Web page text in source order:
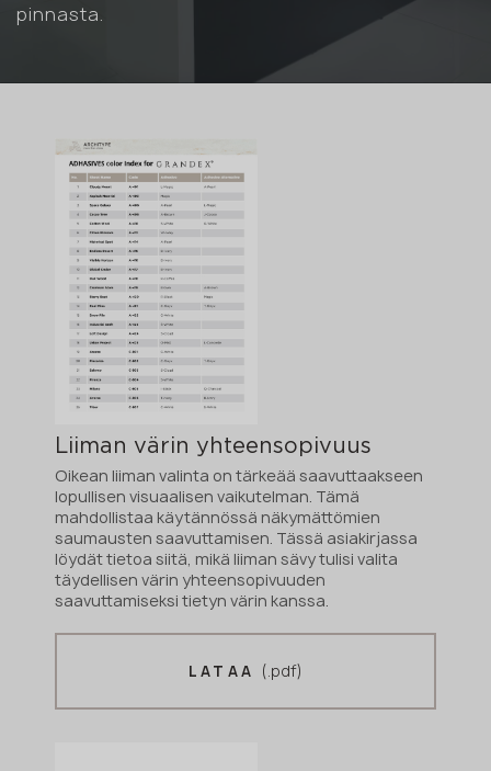
pinnasta.
Liiman värin yhteensopivuus
Oikean liiman valinta on tärkeää saavuttaakseen
lopullisen visuaalisen vaikutelman. Tämä
mahdollistaa käytännössä näkymättömien
saumausten saavuttamisen. Tässä asiakirjassa
löydät tietoa siitä, mikä liiman sävy tulisi valita
täydellisen värin yhteensopivuuden
saavuttamiseksi tietyn värin kanssa.
LATAA (.pdf)